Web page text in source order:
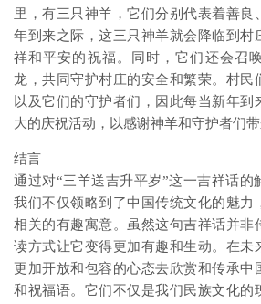
里，有三只神羊，它们分别代表着善良
年到来之际，这三只神羊就会降临到村
祥和平安的祝福。同时，它们还会召
龙，共同守护村庄的安全和繁荣。村民
以及它们的守护者们，因此每当新年到
大的庆祝活动，以感谢神羊和守护者们带
结言
通过对“三羊送吉升平岁”这一吉祥话的
我们不仅领略到了中国传统文化的魅力
相关的有趣寓意。虽然这句吉祥话并非
读方式让它变得更加有趣和生动。在未
更加开放和包容的心态去欣赏和传承中
和祝福语。它们不仅是我们民族文化的